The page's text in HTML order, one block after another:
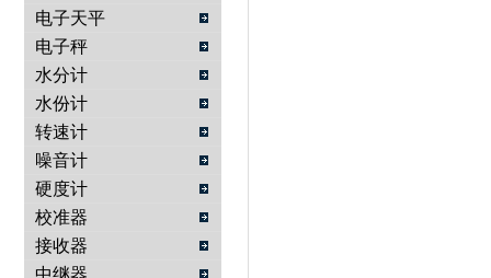
武汉提沃克科技有限公司
电子天平
电子秤
水分计
水份计
转速计
噪音计
硬度计
校准器
接收器
中继器